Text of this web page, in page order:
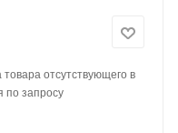
отсутствующего в
по запросу